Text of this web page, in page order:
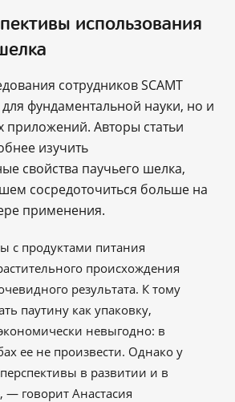
использования
сотрудников SCAMT
фундаментальной науки, но и
приложений. Авторы статьи
изучить
свойства паучьего шелка,
сосредоточиться больше на
применения.
с продуктами питания
происхождения
результата. К тому
паутину как упаковку,
невыгодно: в
ее не произвести. Однако у
в развитии и в
― говорит Анастасия